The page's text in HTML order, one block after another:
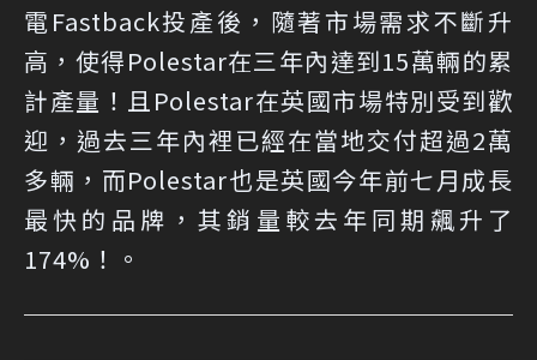
電Fastback投產後，隨著市場需求不斷升
高，使得Polestar在三年內達到15萬輛的累
計產量！且Polestar在英國市場特別受到歡
迎，過去三年內裡已經在當地交付超過2萬
多輛，而Polestar也是英國今年前七月成長
最快的品牌，其銷量較去年同期飆升了
174%！。